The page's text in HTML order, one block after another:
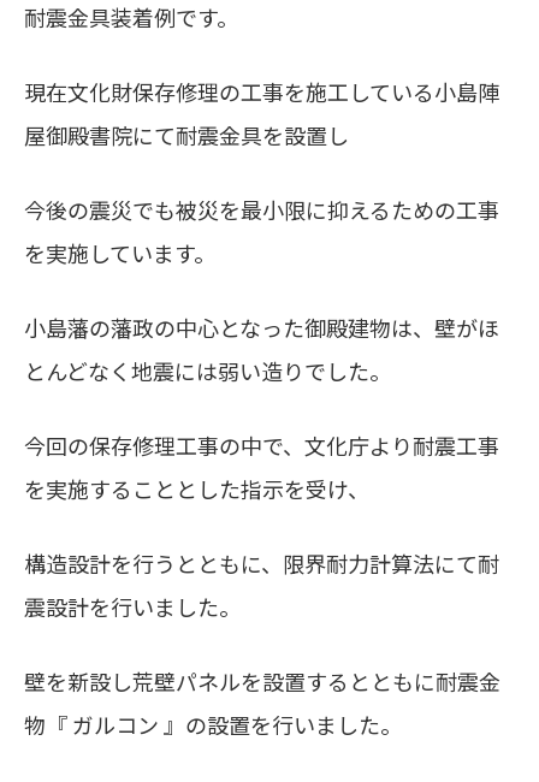
耐震金具装着例です。
現在文化財保存修理の工事を施工している小島陣
屋御殿書院にて耐震金具を設置し
今後の震災でも被災を最小限に抑えるための工事
を実施しています。
小島藩の藩政の中心となった御殿建物は、壁がほ
とんどなく地震には弱い造りでした。
今回の保存修理工事の中で、文化庁より耐震工事
を実施することとした指示を受け、
構造設計を行うとともに、限界耐力計算法にて耐
震設計を行いました。
壁を新設し荒壁パネルを設置するとともに耐震金
物『 ガルコン 』の設置を行いました。